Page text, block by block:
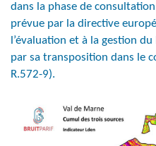
dans la phase de
prévue par la directive
l’évaluation et à la gestion
par sa transposition dans le
R.572-9).